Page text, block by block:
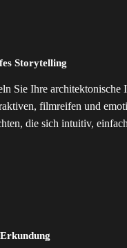
Storytelling
Sie Ihre architektonische
filmreifen und
die sich intuitiv,